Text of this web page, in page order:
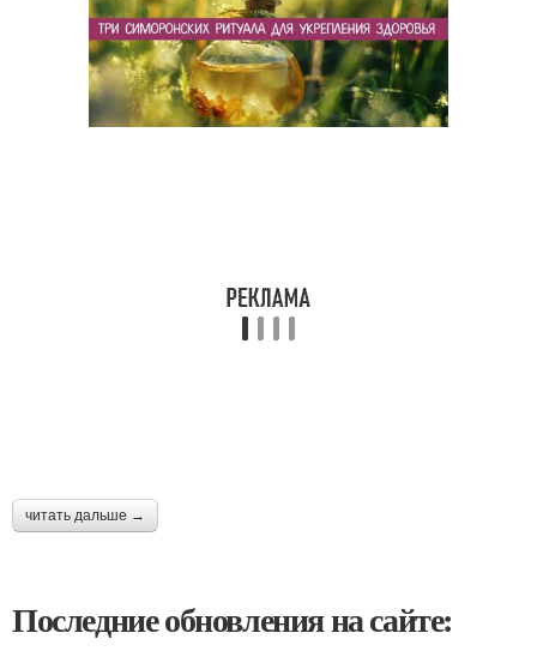
читать дальше →
Последние обновления на сайте: